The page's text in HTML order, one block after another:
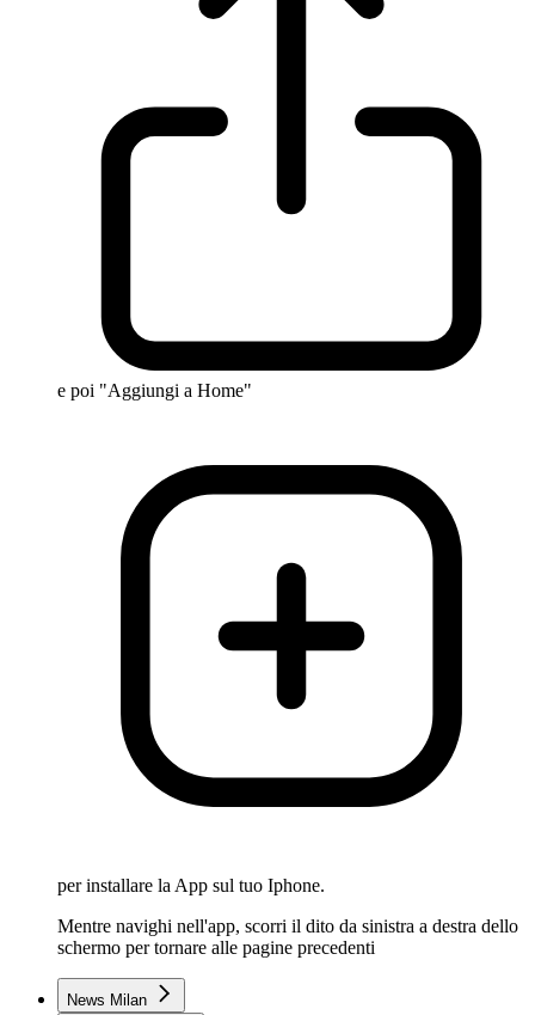
e poi "Aggiungi a Home"
per installare la App sul tuo Iphone.
Mentre navighi nell'app, scorri il dito da sinistra a destra dello
schermo per tornare alle pagine precedenti
News Milan